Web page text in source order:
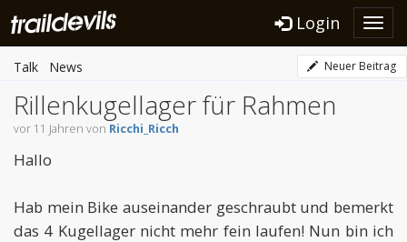
Login
Talk News Neuer Beitrag
Rillenkugellager für Rahmen
vor 11 Jahren von Ricchi_Ricch
Hallo
Hab mein Bike auseinander geschraubt und bemerkt
das 4 Kugellager nicht mehr fein laufen! Nun bin ich